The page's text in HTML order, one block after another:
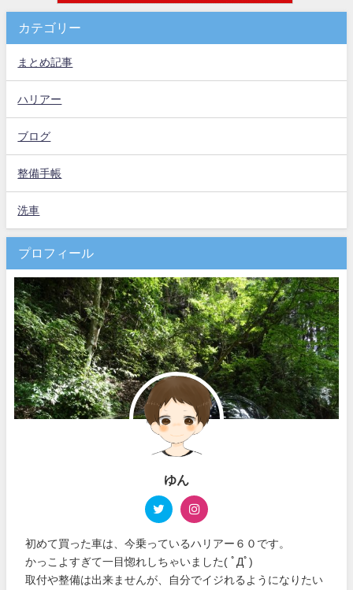
カテゴリー
まとめ記事
ハリアー
ブログ
整備手帳
洗車
プロフィール
ゆん
初めて買った車は、今乗っているハリアー６０です。
かっこよすぎて一目惚れしちゃいました( ﾟДﾟ)
取付や整備は出来ませんが、自分でイジれるようになりたい